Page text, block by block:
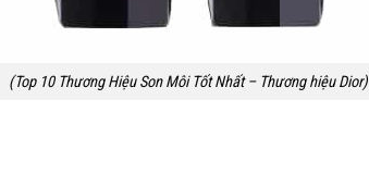
(Top 10 Thương Hiệu Son Môi Tốt Nhất – Thương hiệu Dior)